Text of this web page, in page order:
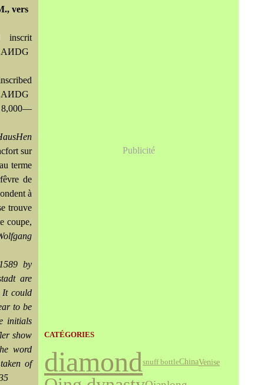
vers
inscrit
8,000—
sur
terme
de
à
trouve
coupe,
by
are
It could
to be
initials
show
word
of
Publicité
CATÉGORIES
diamondsnuff bottleChinaVenise